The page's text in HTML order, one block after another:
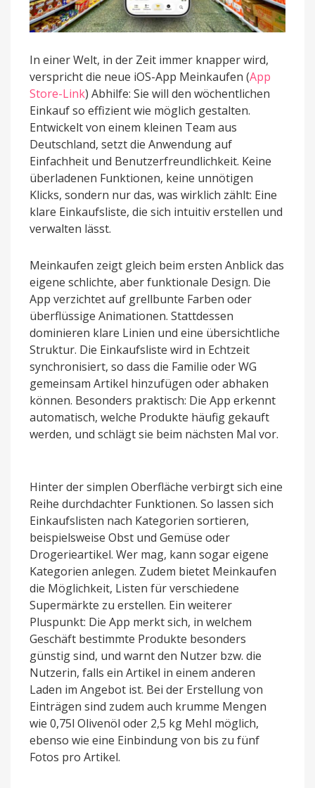
In einer Welt, in der Zeit immer knapper wird,
verspricht die neue iOS-App Meinkaufen (App
Store-Link) Abhilfe: Sie will den wöchentlichen
Einkauf so effizient wie möglich gestalten.
Entwickelt von einem kleinen Team aus
Deutschland, setzt die Anwendung auf
Einfachheit und Benutzerfreundlichkeit. Keine
überladenen Funktionen, keine unnötigen
Klicks, sondern nur das, was wirklich zählt: Eine
klare Einkaufsliste, die sich intuitiv erstellen und
verwalten lässt.
Meinkaufen zeigt gleich beim ersten Anblick das
eigene schlichte, aber funktionale Design. Die
App verzichtet auf grellbunte Farben oder
überflüssige Animationen. Stattdessen
dominieren klare Linien und eine übersichtliche
Struktur. Die Einkaufsliste wird in Echtzeit
synchronisiert, so dass die Familie oder WG
gemeinsam Artikel hinzufügen oder abhaken
können. Besonders praktisch: Die App erkennt
automatisch, welche Produkte häufig gekauft
werden, und schlägt sie beim nächsten Mal vor.
Hinter der simplen Oberfläche verbirgt sich eine
Reihe durchdachter Funktionen. So lassen sich
Einkaufslisten nach Kategorien sortieren,
beispielsweise Obst und Gemüse oder
Drogerieartikel. Wer mag, kann sogar eigene
Kategorien anlegen. Zudem bietet Meinkaufen
die Möglichkeit, Listen für verschiedene
Supermärkte zu erstellen. Ein weiterer
Pluspunkt: Die App merkt sich, in welchem
Geschäft bestimmte Produkte besonders
günstig sind, und warnt den Nutzer bzw. die
Nutzerin, falls ein Artikel in einem anderen
Laden im Angebot ist. Bei der Erstellung von
Einträgen sind zudem auch krumme Mengen
wie 0,75l Olivenöl oder 2,5 kg Mehl möglich,
ebenso wie eine Einbindung von bis zu fünf
Fotos pro Artikel.